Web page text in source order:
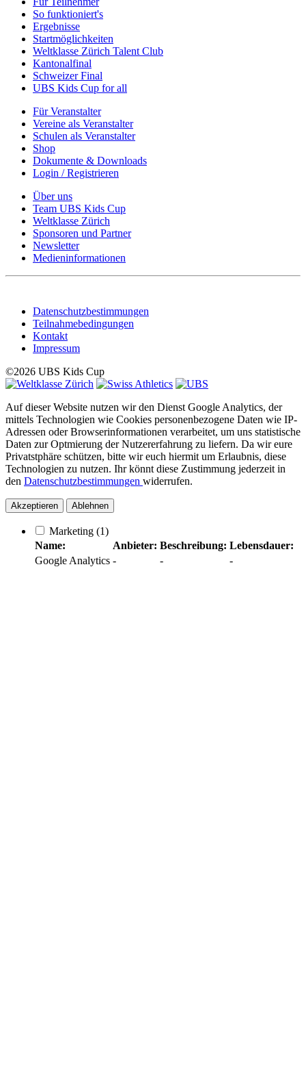
So funktioniert's
Ergebnisse
Startmöglichkeiten
Weltklasse Zürich Talent Club
Kantonalfinal
Schweizer Final
UBS Kids Cup for all
Für Veranstalter
Vereine als Veranstalter
Schulen als Veranstalter
Shop
Dokumente & Downloads
Login / Registrieren
Über uns
Team UBS Kids Cup
Weltklasse Zürich
Sponsoren und Partner
Newsletter
Medieninformationen
Datenschutzbestimmungen
Teilnahmebedingungen
Kontakt
Impressum
©2026 UBS Kids Cup
Auf dieser Website nutzen wir den Dienst Google Analytics, der
mittels Technologien wie Cookies personenbezogene Daten wie IP-
Adressen oder Browserinformationen verarbeitet, um uns statistische
Daten zur Optmierung der Nutzererfahrung zu liefern. Da wir eure
Privatstphäre schützen, bitte wir euch hiermit um Erlaubnis, diese
Technologien zu nutzen. Ihr könnt diese Zustimmung jederzeit in
den Datenschutzbestimmungen widerrufen.
Akzeptieren Ablehnen
Marketing (1)
Name:
Anbieter: Beschreibung: Lebensdauer:
Google Analytics - - -